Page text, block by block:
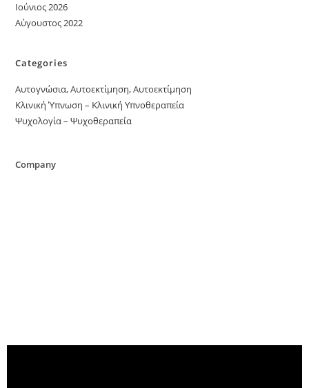
Ιούνιος 2026
Αύγουστος 2022
Categories
Αυτογνώσια, Αυτοεκτίμηση, Αυτοεκτίμηση
Κλινική Ύπνωση – Κλινική Υπνοθεραπεία
Ψυχολογία – Ψυχοθεραπεία
Company